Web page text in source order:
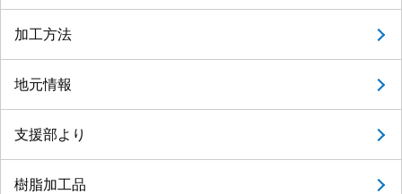
加工方法
地元情報
支援部より
樹脂加工品